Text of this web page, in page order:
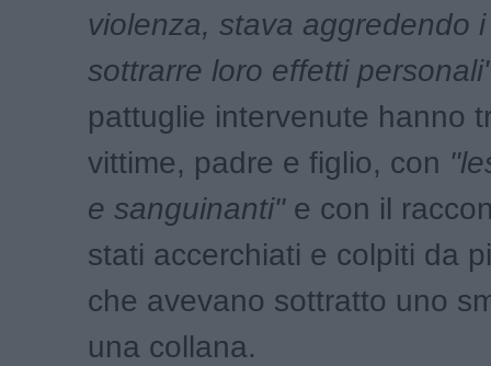
violenza, stava aggredendo
sottrarre loro effetti
pattuglie intervenute hanno
vittime, padre e figlio, con
e sanguinanti"e con il
stati accerchiati e colpiti da
che avevano sottratto uno
una collana.